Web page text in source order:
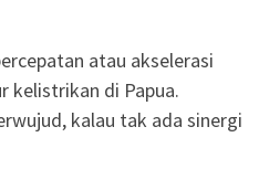
atau akselerasi
kelistrikan di Papua.
kalau tak ada sinergi